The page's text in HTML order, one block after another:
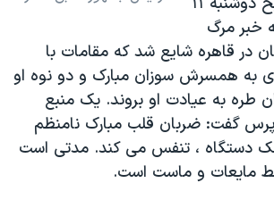
خبر مرگ
در قاهره شایع شد که مقامات با
به همسرش سوزان مبارک و دو نوه او
طره به عیادت او بروند. یک منبع
گفت: ضربان قلب مبارک نامنظم
دستگاه ، تنفس می کند. مدتی است
مایعات و ماست است.